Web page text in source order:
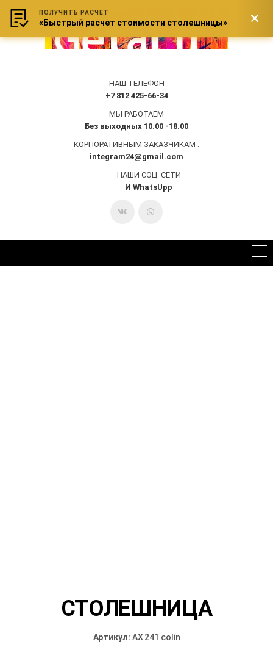
НАШ ТЕЛЕФОН
+7 812 425-66-34
МЫ РАБОТАЕМ
Без выходных 10.00 -18.00
КОРПОРАТИВНЫМ ЗАКАЗЧИКАМ :
integram24@gmail.com
НАШИ СОЦ. СЕТИ
И WhatsUpp
СТОЛЕШНИЦА
Артикул: AX 241 colin
ПОЛУЧИТЬ РАСЧЕТ
«Быстрый расчет стоимости столешницы»